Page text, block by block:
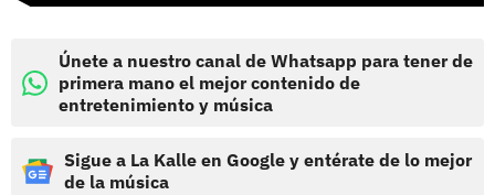
Únete a nuestro canal de Whatsapp para tener de
primera mano el mejor contenido de
entretenimiento y música
Sigue a La Kalle en Google y entérate de lo mejor
de la música